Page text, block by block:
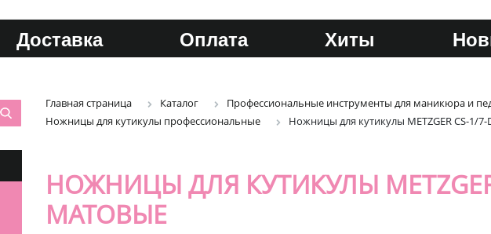
Доставка Оплата Хиты
Главная страница Каталог
Профессиональные инструменты для маникюра и
Ножницы для кутикулы профессиональные
Ножницы для кутикулы METZGER CS-1/
НОЖНИЦЫ ДЛЯ КУТИКУЛЫ METZGER
МАТОВЫЕ